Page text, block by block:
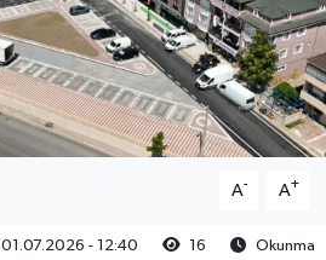
A- A+
01.07.2026 - 12:40 16
Okunma